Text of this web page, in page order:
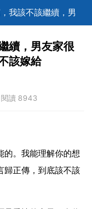
我該不該繼續，男
該嫁給他？？？？
續，男友家很
該嫁給
讀 8943
的。我能理解你的想
歸正傳，到底該不該